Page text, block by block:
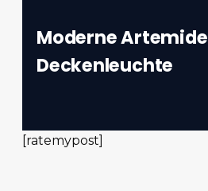
Moderne Artemide
Deckenleuchte
[ratemypost]